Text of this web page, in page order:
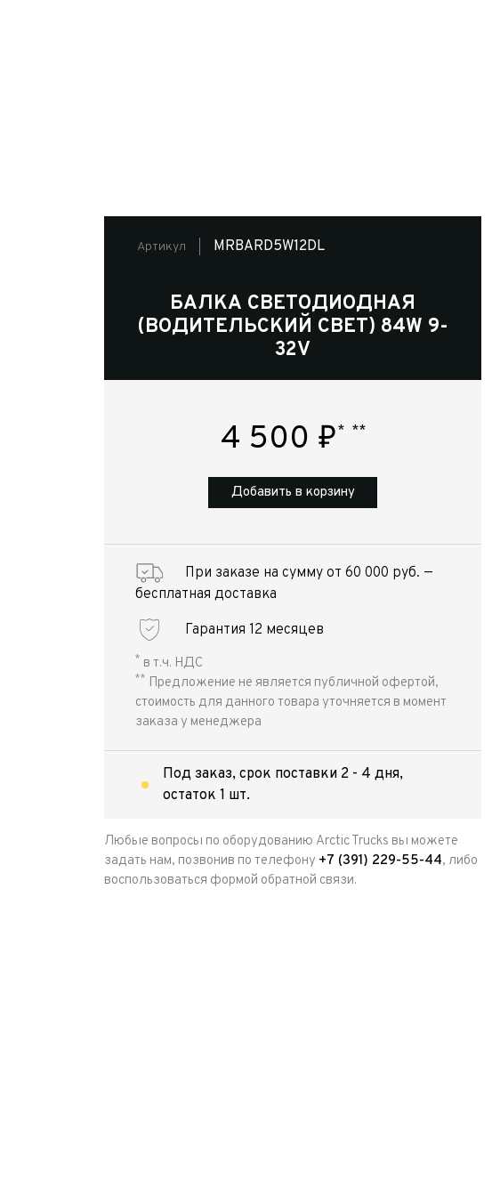
Артикул MRBARD5W12DL
БАЛКА СВЕТОДИОДНАЯ
(ВОДИТЕЛЬСКИЙ СВЕТ) 84W 9-
32V
4 500 ₽* **
Добавить в корзину
При заказе на сумму от 60 000 руб. —
бесплатная доставка
Гарантия 12 месяцев
* в т.ч. НДС
** Предложение не является публичной офертой,
стоимость для данного товара уточняется в момент
заказа у менеджера
Под заказ, срок поставки 2 - 4 дня,
остаток 1 шт.
Любые вопросы по оборудованию Arctic Trucks вы можете
задать нам, позвонив по телефону +7 (391) 229-55-44, либо
воспользоваться формой обратной связи.